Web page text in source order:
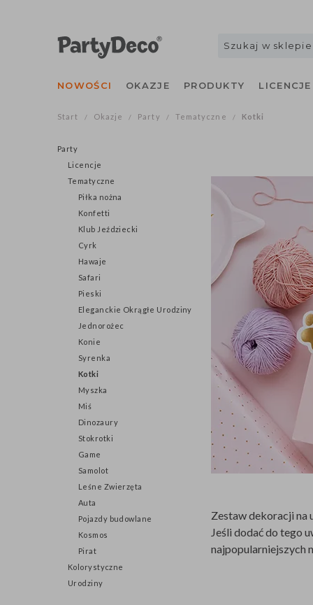
NOWOŚCI OKAZJE PRODUKTY LICENCJE
Start / Okazje / Party / Tematyczne / Kotki
Party
Licencje
Tematyczne
Piłka nożna
Konfetti
Klub Jeździecki
Cyrk
Hawaje
Safari
Pieski
Eleganckie Okrągłe Urodziny
Jednorożec
Konie
Syrenka
Kotki
Myszka
Miś
Dinozaury
Stokrotki
Game
Samolot
Leśne Zwierzęta
Auta
Pojazdy budowlane
Kosmos
Pirat
Kolorystyczne
Urodziny
Zestaw dekoracji na
Jeśli dodać do tego
najpopularniejszych